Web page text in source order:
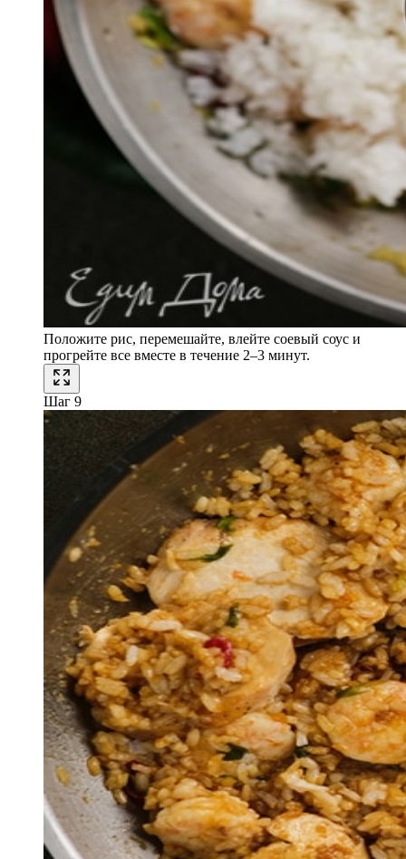
Положите рис, перемешайте, влейте соевый соус и
прогрейте все вместе в течение 2–3 минут.
Шаг 9